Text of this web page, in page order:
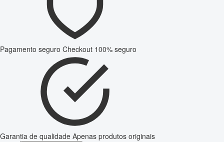
Pagamento seguro Checkout 100% seguro
Garantia de qualidade Apenas produtos originais